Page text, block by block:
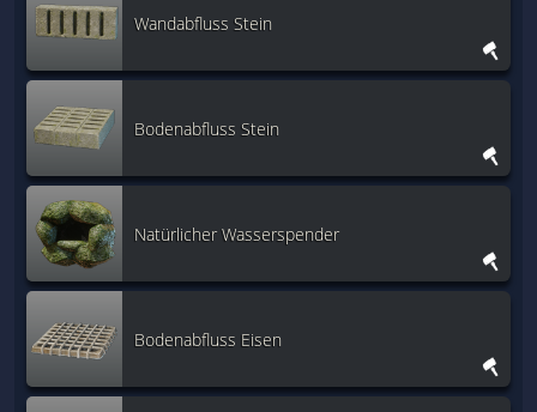
Wandabfluss Stein
Bodenabfluss Stein
Natürlicher Wasserspender
Bodenabfluss Eisen